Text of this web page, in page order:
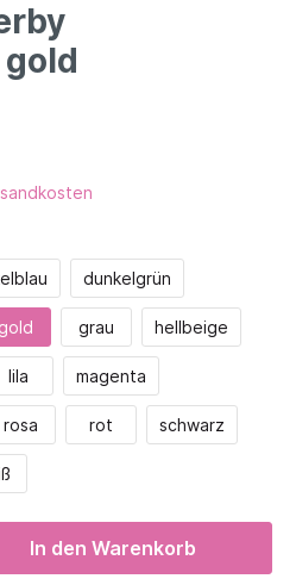
dunkelgrün
gold grau hellbeige
lila magenta
rosa rot schwarz
In den Warenkorb